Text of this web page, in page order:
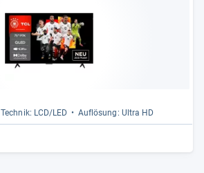
Tech­nik: LCD/LED Auf­lö­sung: Ultra HD